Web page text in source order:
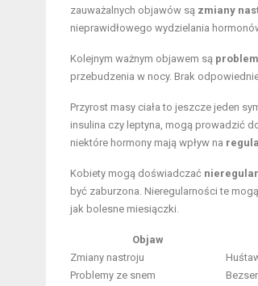
zauważalnych objawów są zmiany
nieprawidłowego wydzielania
Kolejnym ważnym objawem są
przebudzenia w nocy. Brak
Przyrost masy ciała to jeszcze jeden
insulina czy leptyna, mogą prowadzić
niektóre hormony mają wpływ na
Kobiety mogą doświadczać
być zaburzona. Nieregularności te
jak bolesne miesiączki.
Objaw
Zmiany nastroju
Problemy ze snem